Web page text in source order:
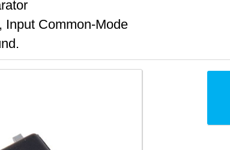
Input Common-Mode